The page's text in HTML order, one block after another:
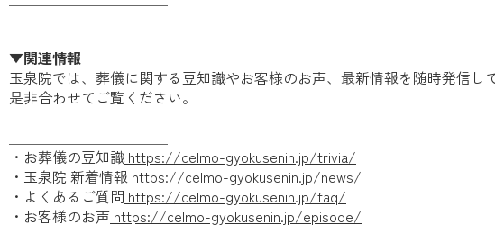
▼関連情報
玉泉院では、葬儀に関する豆知識やお客様のお声、最新情報を随時発信し
是非合わせてご覧ください。
・お葬儀の豆知識 https://celmo-gyokusenin.jp/trivia/
・玉泉院 新着情報 https://celmo-gyokusenin.jp/news/
・よくあるご質問 https://celmo-gyokusenin.jp/faq/
・お客様のお声 https://celmo-gyokusenin.jp/episode/